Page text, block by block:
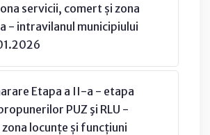
servicii, comert și zona
- intravilanul municipiului
Etapa a II-a - etapa
PUZ şi RLU -
locunțe și funcțiuni